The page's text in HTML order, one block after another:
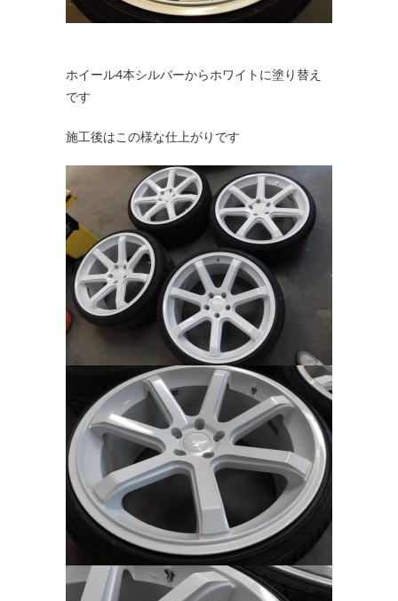
ホイール4本シルバーからホワイトに塗り替え
です
施工後はこの様な仕上がりです